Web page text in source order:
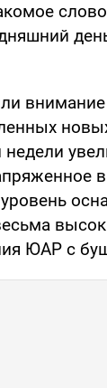
недели
ЮАР с